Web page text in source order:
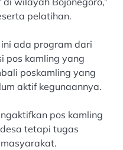
pelatihan.
ada program dari
pos kamling yang
poskamling yang
aktif kegunaannya.
pos kamling
tetapi tugas